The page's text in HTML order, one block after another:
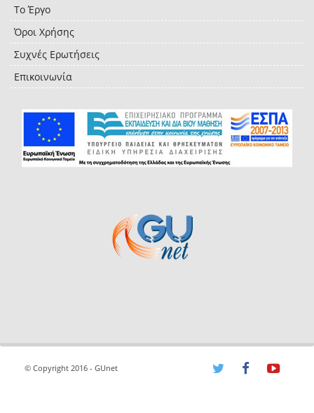
Το Έργο
Όροι Χρήσης
Συχνές Ερωτήσεις
Επικοινωνία
© Copyright 2016 - GUnet